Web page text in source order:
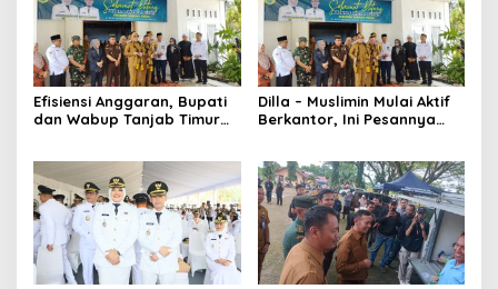
Efisiensi Anggaran, Bupati
dan Wabup Tanjab Timur
Dilla – Muslimin Mulai Aktif
Berkantor, Ini Pesannya